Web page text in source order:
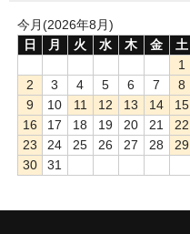
今月(2026年8月)
日
月 火 水 木 金
土
1
2
3 4 5 6 7
8
9
10 11 12 13 14
15
16
17 18 19 20 21
22
23
24 25 26 27 28
29
30
31